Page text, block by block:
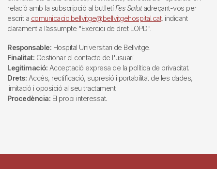
relació amb la subscripció al butlletí Fes Salutadreçant-vos per
escrit a comunicacio.bellvitge@bellvitgehospital.cat, indicant
clarament a l’assumpte "Exercici de dret LOPD".
Responsable: Hospital Universitari de Bellvitge.
Finalitat: Gestionar el contacte de l'usuari
Legitimació: Acceptació expresa de la política de privacitat.
Drets: Accés, rectificació, supresió i portabilitat de les dades,
limitació i oposició al seu tractament.
Procedència: El propi interessat.